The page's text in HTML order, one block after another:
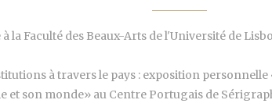
la Faculté des Beaux-Arts de l'Université de
à travers le pays : exposition
et son monde» au Centre Portugais de